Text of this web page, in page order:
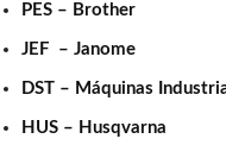
PES – Brother
JEF – Janome
DST – Máquinas
HUS – Husqvarna